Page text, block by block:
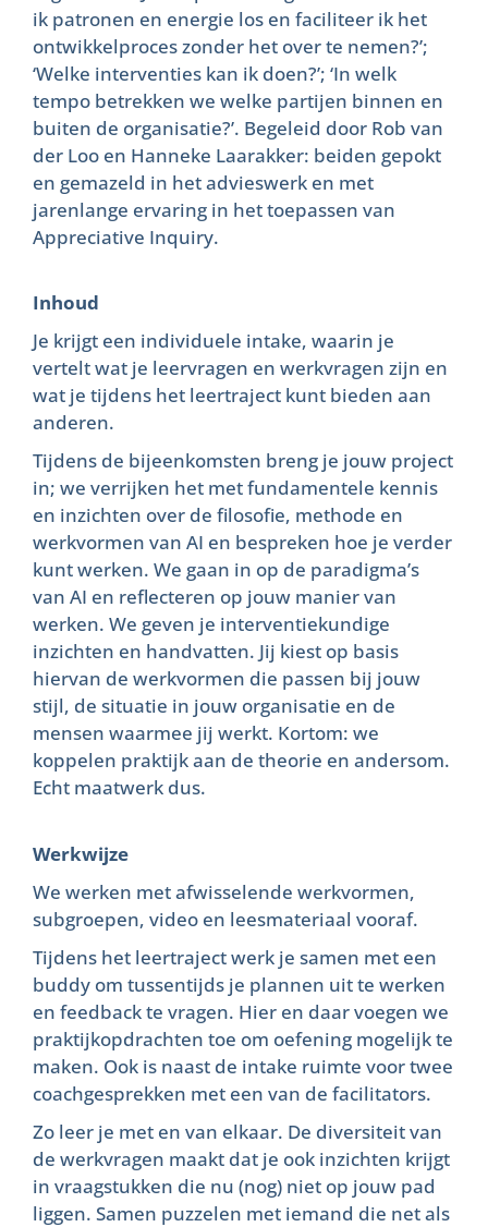
ik patronen en energie los en faciliteer ik het
ontwikkelproces zonder het over te nemen?’;
‘Welke interventies kan ik doen?’; ‘In welk
tempo betrekken we welke partijen binnen en
buiten de organisatie?’. Begeleid door Rob van
der Loo en Hanneke Laarakker: beiden gepokt
en gemazeld in het advieswerk en met
jarenlange ervaring in het toepassen van
Appreciative Inquiry.
Inhoud
Je krijgt een individuele intake, waarin je
vertelt wat je leervragen en werkvragen zijn en
wat je tijdens het leertraject kunt bieden aan
anderen.
Tijdens de bijeenkomsten breng je jouw project
in; we verrijken het met fundamentele kennis
en inzichten over de filosofie, methode en
werkvormen van AI en bespreken hoe je verder
kunt werken. We gaan in op de paradigma’s
van AI en reflecteren op jouw manier van
werken. We geven je interventiekundige
inzichten en handvatten. Jij kiest op basis
hiervan de werkvormen die passen bij jouw
stijl, de situatie in jouw organisatie en de
mensen waarmee jij werkt. Kortom: we
koppelen praktijk aan de theorie en andersom.
Echt maatwerk dus.
Werkwijze
We werken met afwisselende werkvormen,
subgroepen, video en leesmateriaal vooraf.
Tijdens het leertraject werk je samen met een
buddy om tussentijds je plannen uit te werken
en feedback te vragen. Hier en daar voegen we
praktijkopdrachten toe om oefening mogelijk te
maken. Ook is naast de intake ruimte voor twee
coachgesprekken met een van de facilitators.
Zo leer je met en van elkaar. De diversiteit van
de werkvragen maakt dat je ook inzichten krijgt
in vraagstukken die nu (nog) niet op jouw pad
liggen. Samen puzzelen met iemand die net als